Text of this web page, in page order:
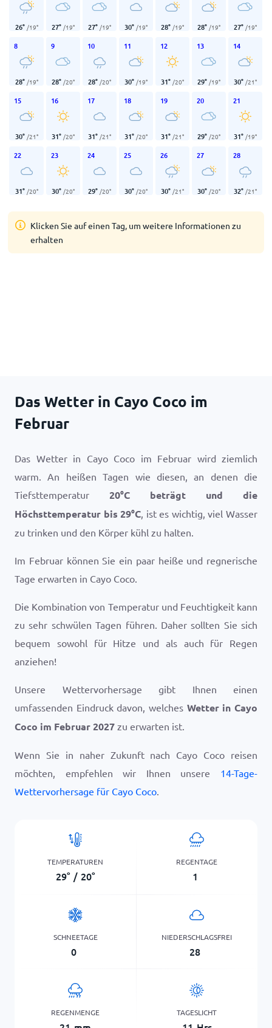
26° /19° 27° /19° 27° /19° 30° /19° 28° /19° 28° /19° 27° /19°
8
28° /19°
9
28° /20°
10
28° /20°
11
30° /19°
12
31° /20°
13
29° /19°
14
30° /21°
15
30° /21°
16
31° /20°
17
31° /21°
18
31° /20°
19
31° /21°
20
29° /20°
21
31° /19°
22
31° /20°
23
30° /20°
24
29° /20°
25
30° /20°
26
30° /21°
27
30° /20°
28
32° /21°
Klicken Sie auf einen Tag, um weitere Informationen zu
erhalten
Das Wetter in Cayo Coco im
Februar
Das Wetter in Cayo Coco im Februar wird ziemlich
warm. An heißen Tagen wie diesen, an denen die
Tiefsttemperatur 20°C beträgt und die
Höchsttemperatur bis29°C, ist es wichtig, viel Wasser
zu trinken und den Körper kühl zu halten.
Im Februar können Sie ein paar heiße und regnerische
Tage erwarten in Cayo Coco.
Die Kombination von Temperatur und Feuchtigkeit kann
zu sehr schwülen Tagen führen. Daher sollten Sie sich
bequem sowohl für Hitze und als auch für Regen
anziehen!
Unsere Wettervorhersage gibt Ihnen einen
umfassenden Eindruck davon, welches Wetter in Cayo
Coco im Februar 2027 zu erwarten ist.
Wenn Sie in naher Zukunft nach Cayo Coco reisen
möchten, empfehlen wir Ihnen unsere 14-Tage-
Wettervorhersage für Cayo Coco.
TEMPERATUREN
29° / 20°
REGENTAGE
1
SCHNEETAGE
0
NIEDERSCHLAGSFREI
28
REGENMENGE TAGESLICHT